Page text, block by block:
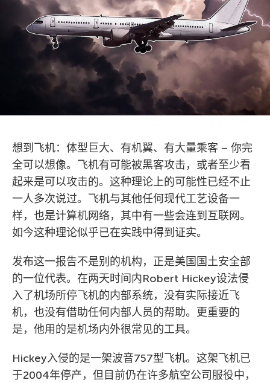
想到飞机：体型巨大、有机翼、有大量乘客 – 你完
全可以想像。飞机有可能被黑客攻击，或者至少看
起来是可以攻击的。这种理论上的可能性已经不止
一人多次说过。飞机与其他任何现代工艺设备一
样，也是计算机网络，其中有一些会连到互联网。
如今这种理论似乎已在实践中得到证实。
发布这一报告不是别的机构，正是美国国土安全部
的一位代表。在两天时间内Robert Hickey设法侵
入了机场所停飞机的内部系统，没有实际接近飞
机，也没有借助任何内部人员的帮助。更重要的
是，他用的是机场内外很常见的工具。
Hickey入侵的是一架波音757型飞机。这架飞机已
于2004年停产，但目前仍在许多航空公司服役中，